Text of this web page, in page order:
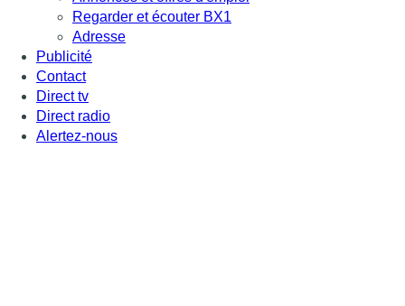
Regarder et écouter BX1
Adresse
Publicité
Contact
Direct tv
Direct radio
Alertez-nous